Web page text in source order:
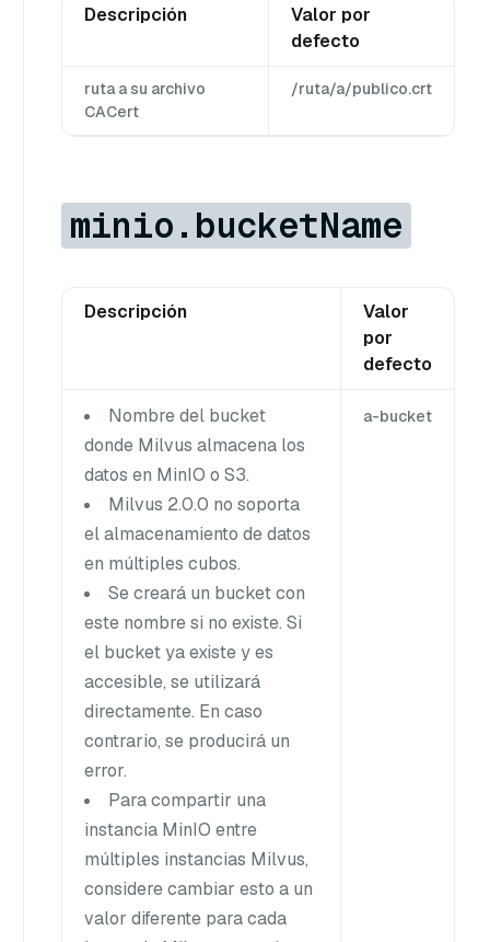
Descripción
Valor por
defecto
ruta a su archivo
CACert
/ruta/a/publico.crt
minio.bucketName
Descripción
Valor
por
defecto
Nombre del bucket
donde Milvus almacena los
datos en MinIO o S3.
Milvus 2.0.0 no soporta
el almacenamiento de datos
en múltiples cubos.
Se creará un bucket con
este nombre si no existe. Si
el bucket ya existe y es
accesible, se utilizará
directamente. En caso
contrario, se producirá un
error.
Para compartir una
instancia MinIO entre
múltiples instancias Milvus,
considere cambiar esto a un
valor diferente para cada
a-bucket